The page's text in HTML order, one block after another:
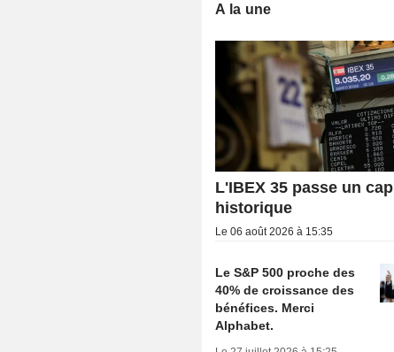
A la une
L'IBEX 35 passe un cap
historique
Le 06 août 2026 à 15:35
Le S&P 500 proche des
40% de croissance des
bénéfices. Merci
Alphabet.